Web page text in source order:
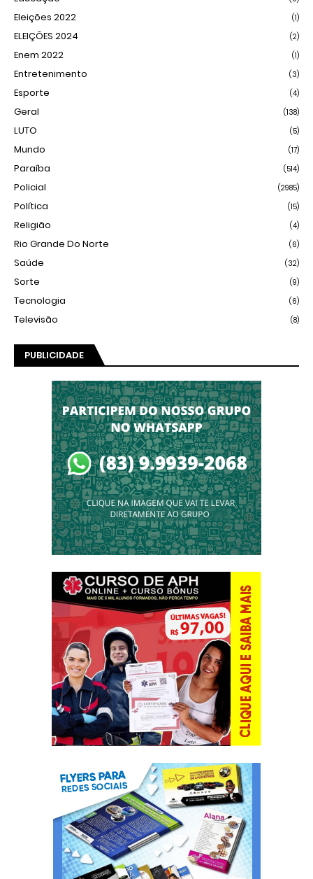
Eleições 2022 (1)
ELEIÇÕES 2024 (2)
Enem 2022 (1)
Entretenimento (3)
Esporte (4)
Geral (138)
LUTO (5)
Mundo (17)
Paraíba (514)
Policial (2985)
Política (15)
Religião (4)
Rio Grande Do Norte (6)
Saúde (32)
Sorte (9)
Tecnologia (6)
Televisão (8)
PUBLICIDADE